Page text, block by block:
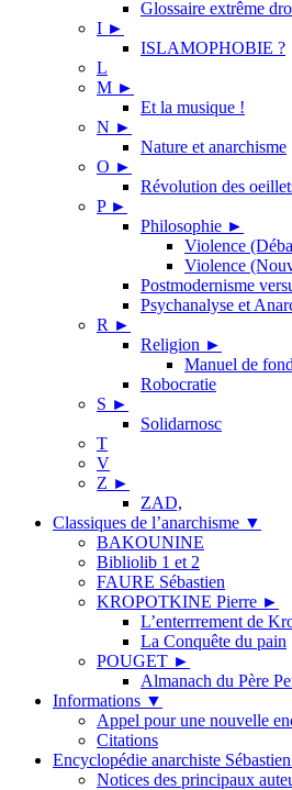
Glossaire extrême
I ►
ISLAMOPHOBIE ?
L
M ►
Et la musique !
N ►
Nature et anarchisme
O ►
Révolution des
P ►
Philosophie ►
Violence
Violence
Postmodernisme
Psychanalyse et
R ►
Religion ►
Manuel de
Robocratie
S ►
Solidarnosc
T
V
Z ►
ZAD,
Classiques de l’anarchisme ▼
BAKOUNINE
Bibliolib 1 et 2
FAURE Sébastien
KROPOTKINE Pierre ►
L’enterrrement de
La Conquête du pain
POUGET ►
Almanach du Père
Informations ▼
Appel pour une nouvelle
Citations
Encyclopédie anarchiste
Notices des principaux